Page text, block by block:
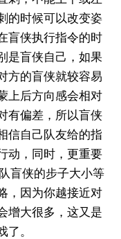
的时候可以改变姿
盲侠执行指令的时
是盲侠自己，如果
方的盲侠就较容易
上后方向感会相对
有偏差，所以盲侠
信自己队友给的指
动，同时，更重要
盲侠的步子大小等
，因为你越接近对
增大很多，这又是
了。